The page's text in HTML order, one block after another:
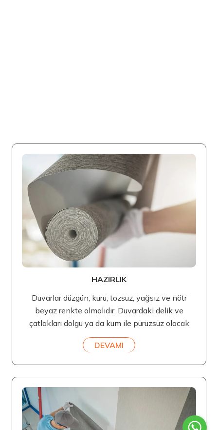
HAZIRLIK
Duvarlar düzgün, kuru, tozsuz, yağsız ve nötr
beyaz renkte olmalıdır. Duvardaki delik ve
çatlakları dolgu ya da kum ile pürüzsüz olacak
DEVAMI